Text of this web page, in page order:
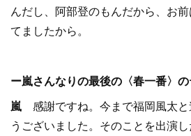
んだし、阿部登のもんだから、お
てましたから。
ー嵐さんなりの最後の〈春一番〉
嵐 感謝ですね。今まで福岡風太
うございました。そのことを出演